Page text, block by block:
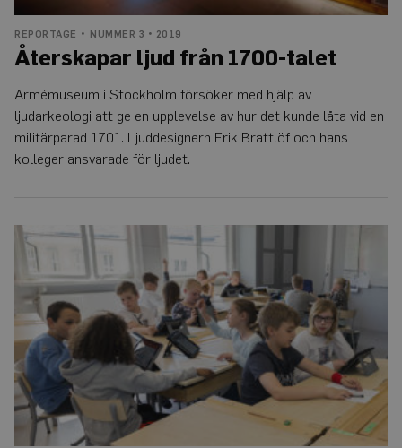
REPORTAGE NUMMER 3 • 2019
Återskapar ljud från 1700-talet
Armémuseum i Stockholm försöker med hjälp av
ljudarkeologi att ge en upplevelse av hur det kunde låta vid en
militärparad 1701. Ljuddesignern Erik Brattlöf och hans
kolleger ansvarade för ljudet.
Hörselskadade
barn
störs
mest
Namn
Leverantör/
Utgång Beskrivning
CookieScriptConsent
CookieScript
www.auris.nu
4
veckor
dagar
Denna cookie
används av
att komma
preferenserna
cookiebanner
Namn
Leverantör
Domän
Utgång Beskrivning
_ga
Google
LLC
1 år 1
månad
Detta cookie-namn är
associerat med Google
Universal Analytics -
en viktig uppdatering
Googles mer vanliga
Privacy Policy